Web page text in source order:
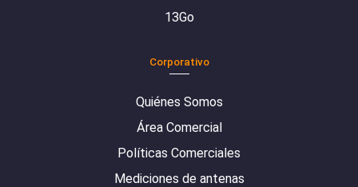
13Go
Corporativo
Quiénes Somos
Área Comercial
Políticas Comerciales
Mediciones de antenas